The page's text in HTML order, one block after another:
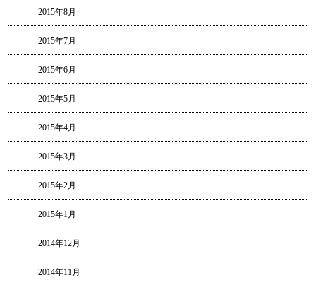
2015年8月
2015年7月
2015年6月
2015年5月
2015年4月
2015年3月
2015年2月
2015年1月
2014年12月
2014年11月